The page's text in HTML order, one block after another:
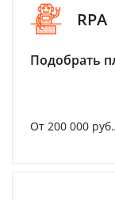
RPA
Подобрать
От 200 000